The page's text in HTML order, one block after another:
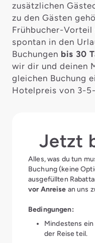
zusätzlichen
zu den Gästen
Frühbucher-
spontan in den
Buchungen bis 30
wir dir und deinen
gleichen Buchung
Hotelpreis von 3-
Jetzt
Alles, was du tun
Buchung (keine
ausgefüllten
vor Anreise an uns
Bedingungen:
Mindestens
der Reise teil.